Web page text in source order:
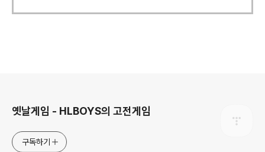
옛날게임 - HLBOYS의 고전게임
구독하기